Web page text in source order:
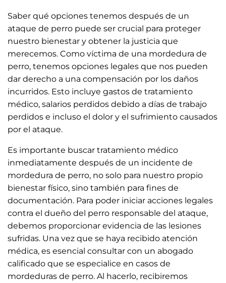
Saber qué opciones tenemos después de un
ataque de perro puede ser crucial para proteger
nuestro bienestar y obtener la justicia que
merecemos. Como víctima de una mordedura de
perro, tenemos opciones legales que nos pueden
dar derecho a una compensación por los daños
incurridos. Esto incluye gastos de tratamiento
médico, salarios perdidos debido a días de trabajo
perdidos e incluso el dolor y el sufrimiento causados
​​por el ataque.
Es importante buscar tratamiento médico
inmediatamente después de un incidente de
mordedura de perro, no solo para nuestro propio
bienestar físico, sino también para fines de
documentación. Para poder iniciar acciones legales
contra el dueño del perro responsable del ataque,
debemos proporcionar evidencia de las lesiones
sufridas. Una vez que se haya recibido atención
médica, es esencial consultar con un abogado
calificado que se especialice en casos de
mordeduras de perro. Al hacerlo, recibiremos